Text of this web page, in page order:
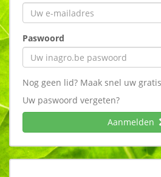
Paswoord
Nog geen lid? Maak snel uw
Uw paswoord vergeten?
Aanmelden